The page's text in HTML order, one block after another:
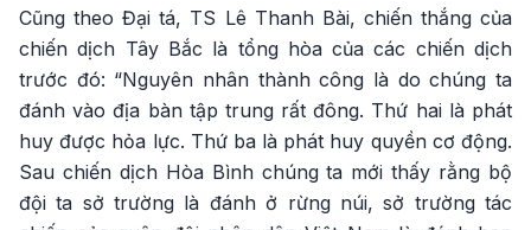
Cũng theo Đại tá, TS Lê Thanh Bài, chiến thắng của
chiến dịch Tây Bắc là tổng hòa của các chiến dịch
trước đó: “Nguyên nhân thành công là do chúng ta
đánh vào địa bàn tập trung rất đông. Thứ hai là phát
huy được hỏa lực. Thứ ba là phát huy quyền cơ động.
Sau chiến dịch Hòa Bình chúng ta mới thấy rằng bộ
đội ta sở trường là đánh ở rừng núi, sở trường tác